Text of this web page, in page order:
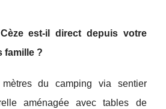
est-il direct depuis votre
famille ?
du camping via sentier
aménagée avec tables de